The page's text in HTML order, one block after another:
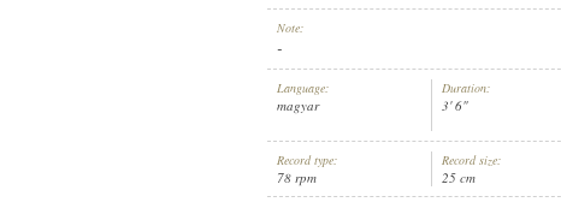
RECORD NUMBER:
Note:
-
Language:
magyar
Duration:
3' 6"
Record type:
78 rpm
Record size:
25 cm